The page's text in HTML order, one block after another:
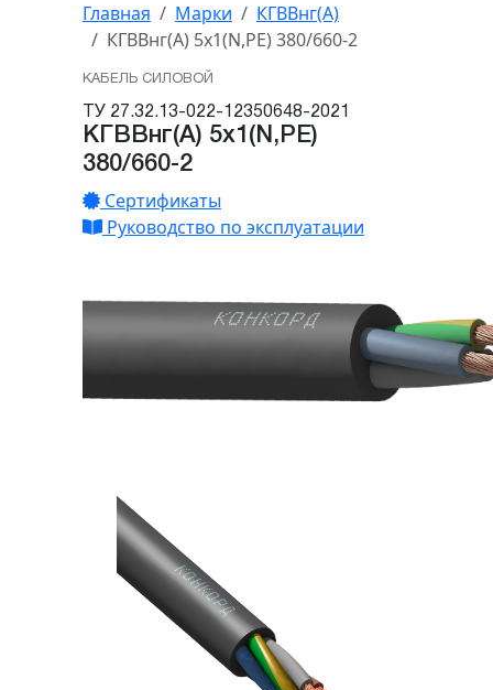
Главная Марки
КГВВнг(А)
КГВВнг(А) 5x1(N,PE) 380/660-2
КАБЕЛЬ СИЛОВОЙ
ТУ 27.32.13-022-12350648-2021
КГВВнг(А) 5x1(N,PE)
380/660-2
Сертификаты
Руководство по эксплуатации